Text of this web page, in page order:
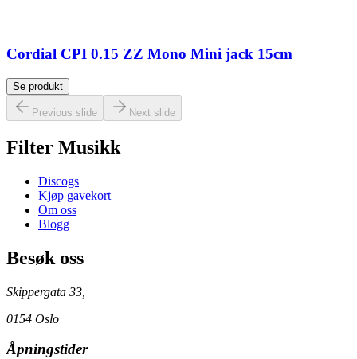
Cordial CPI 0.15 ZZ Mono Mini jack 15cm
Se produkt
Previous slide Next slide
Filter Musikk
Discogs
Kjøp gavekort
Om oss
Blogg
Besøk oss
Skippergata 33,
0154 Oslo
Åpningstider